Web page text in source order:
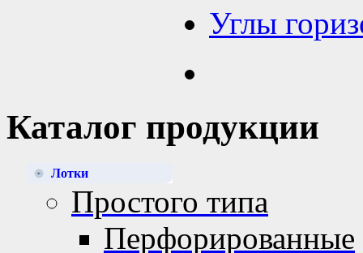
Углы
Каталог продукции
Лотки
Простого типа
Перфорированные